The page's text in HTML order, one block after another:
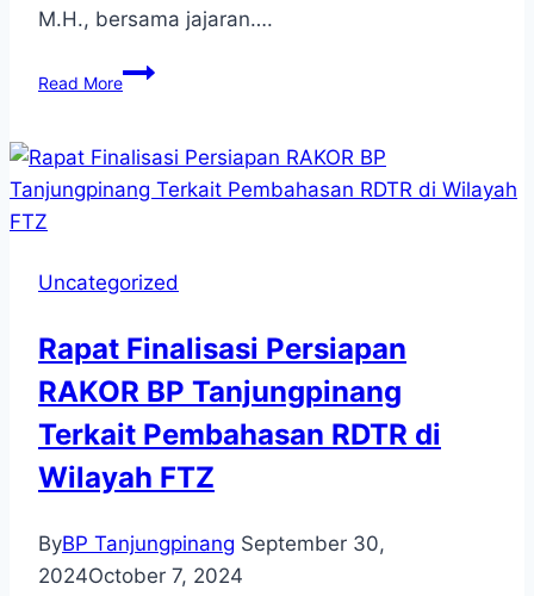
M.H., bersama jajaran….
Read More
Penerimaan
Siswa
SMK
N
4
Ajaran
Uncategorized
Rapat Finalisasi Persiapan
RAKOR BP Tanjungpinang
Terkait Pembahasan RDTR di
Wilayah FTZ
ByBP Tanjungpinang September 30,
2024October 7, 2024